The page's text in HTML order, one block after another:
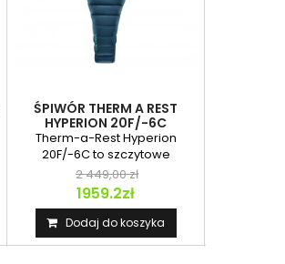
ŚPIWÓR THERM A REST
HYPERION 20F/-6C
Therm-a-Rest Hyperion
20F/-6C to szczytowe
osiągnięcie w dziedzinie...
2 449,00 zł
1959.2zł
Dodaj do koszyka